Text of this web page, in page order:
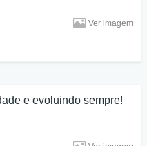
Ver imagem
e evoluindo sempre!